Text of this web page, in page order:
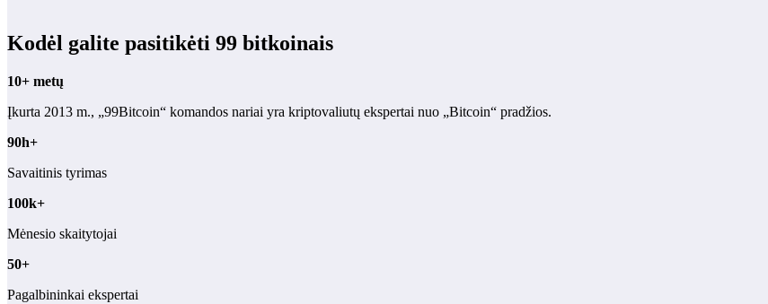
Kodėl galite pasitikėti 99 bitkoinais
10+ metų
Įkurta 2013 m., „99Bitcoin“ komandos nariai yra kriptovaliutų ekspertai nuo „Bitcoin“ pradžios.
90h+
Savaitinis tyrimas
100k+
Mėnesio skaitytojai
50+
Pagalbininkai ekspertai